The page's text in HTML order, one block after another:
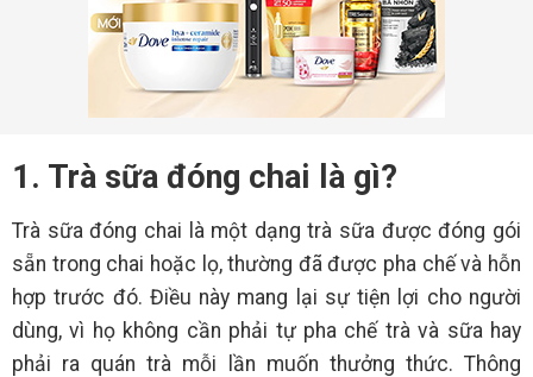
1. Trà sữa đóng chai là gì?
Trà sữa đóng chai là một dạng trà sữa được đóng gói
sẵn trong chai hoặc lọ, thường đã được pha chế và hỗn
hợp trước đó. Điều này mang lại sự tiện lợi cho người
dùng, vì họ không cần phải tự pha chế trà và sữa hay
phải ra quán trà mỗi lần muốn thưởng thức. Thông